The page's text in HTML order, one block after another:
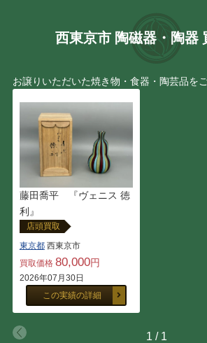
西東京市 陶磁器・陶器
お譲りいただいた焼き物・食器・陶芸品を
藤田喬平 『ヴェニス 徳
利』
店頭買取
東京都西東京市
買取価格 80,000円
2026年07月30日
この実績の詳細
1 / 1